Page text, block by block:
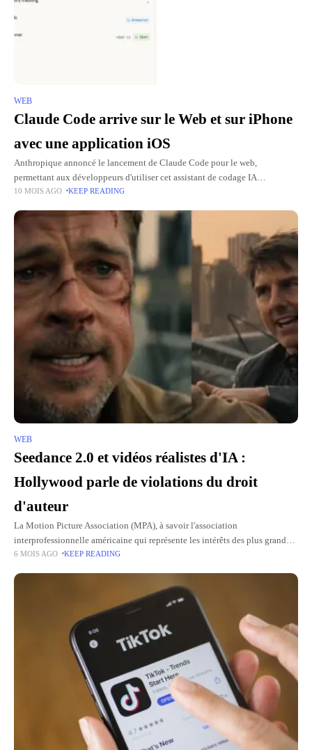
WEB
Claude Code arrive sur le Web et sur iPhone
avec une application iOS
Anthropique annoncé le lancement de Claude Code pour le web,
permettant aux développeurs d'utiliser cet assistant de codage IA
directement depuis leur navigateur. Cette nouvelle fonctionnalité
10 MOIS AGO KEEP READING
WEB
Seedance 2.0 et vidéos réalistes d'IA :
Hollywood parle de violations du droit
d'auteur
La Motion Picture Association (MPA), à savoir l'association
interprofessionnelle américaine qui représente les intérêts des plus grands
studios hollywoodiens, accuse ByteDance d'avoir déclenché un déluge de
6 MOIS AGO KEEP READING